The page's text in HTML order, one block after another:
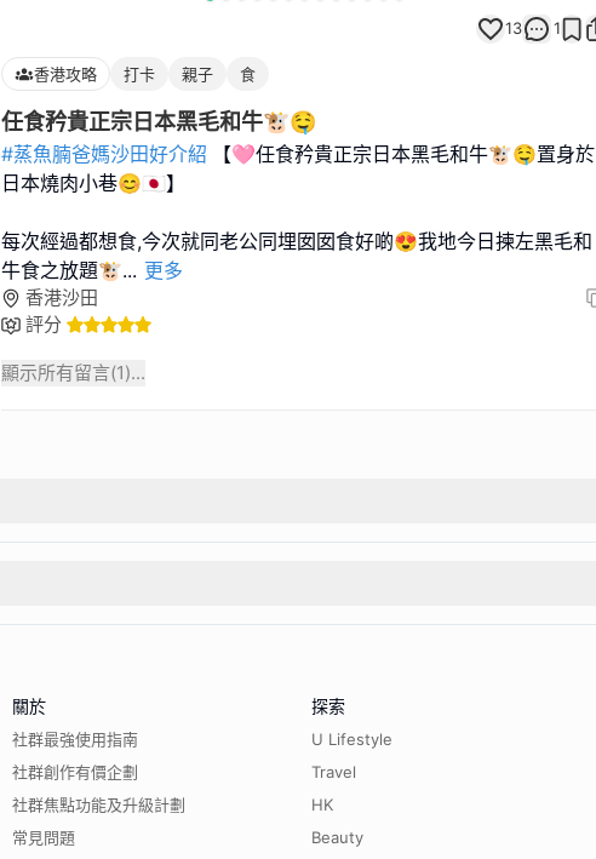
13 1
香港攻略 打卡 親子 食
任食矜貴正宗日本黑毛和牛🐮🤤
#蒸魚腩爸媽沙田好介紹
【🩷任食矜貴正宗日本黑毛和牛🐮🤤置身於
日本燒肉小巷😊🇯🇵】
每次經過都想食,今次就同老公同埋囡囡食好啲😍我地今日揀左黑毛和
牛食之放題🐮... 更多
香港沙田
評分
顯示所有留言(1)...
關於
社群最強使用指南
社群創作有價企劃
社群焦點功能及升級計劃
常見問題
探索
U Lifestyle
Travel
HK
Beauty